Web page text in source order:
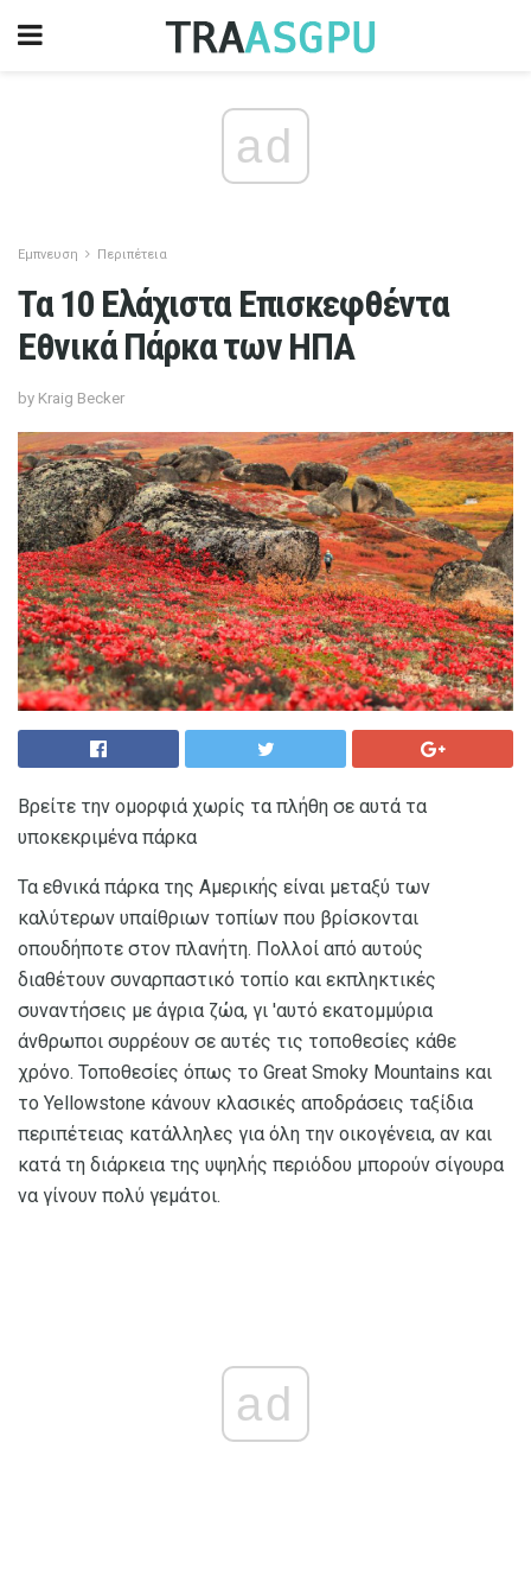
ad
Εμπνευση Περιπέτεια
Τα 10 Ελάχιστα Επισκεφθέντα
Εθνικά Πάρκα των ΗΠΑ
by Kraig Becker
Βρείτε την ομορφιά χωρίς τα πλήθη σε αυτά τα
υποκεκριμένα πάρκα
Τα εθνικά πάρκα της Αμερικής είναι μεταξύ των
καλύτερων υπαίθριων τοπίων που βρίσκονται
οπουδήποτε στον πλανήτη. Πολλοί από αυτούς
διαθέτουν συναρπαστικό τοπίο και εκπληκτικές
συναντήσεις με άγρια ​​ζώα, γι 'αυτό εκατομμύρια
άνθρωποι συρρέουν σε αυτές τις τοποθεσίες κάθε
χρόνο. Τοποθεσίες όπως το Great Smoky Mountains και
το Yellowstone κάνουν κλασικές αποδράσεις ταξίδια
περιπέτειας κατάλληλες για όλη την οικογένεια, αν και
κατά τη διάρκεια της υψηλής περιόδου μπορούν σίγουρα
να γίνουν πολύ γεμάτοι.
ad